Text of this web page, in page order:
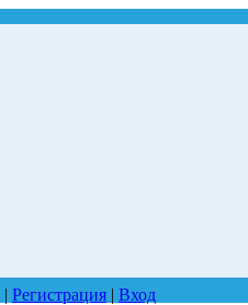
| Регистрация | Вход